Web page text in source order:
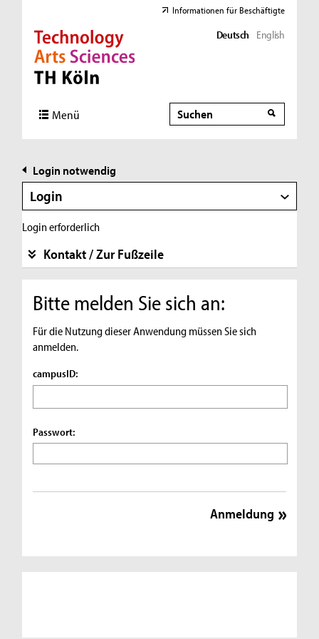
Direkt zur Hauptnavigation
Direkt zur Subnavigation
Direkt zum Inhalt
Direkt zum Fußbereich
Informationen für Beschäftigte
Deutsch English
Menü Suche
Suche
Login notwendig
Login
Login erforderlich
Kontakt / Zur Fußzeile
Bitte melden Sie sich an:
Für die Nutzung dieser Anwendung müssen Sie sich
anmelden.
campusID:
Passwort: